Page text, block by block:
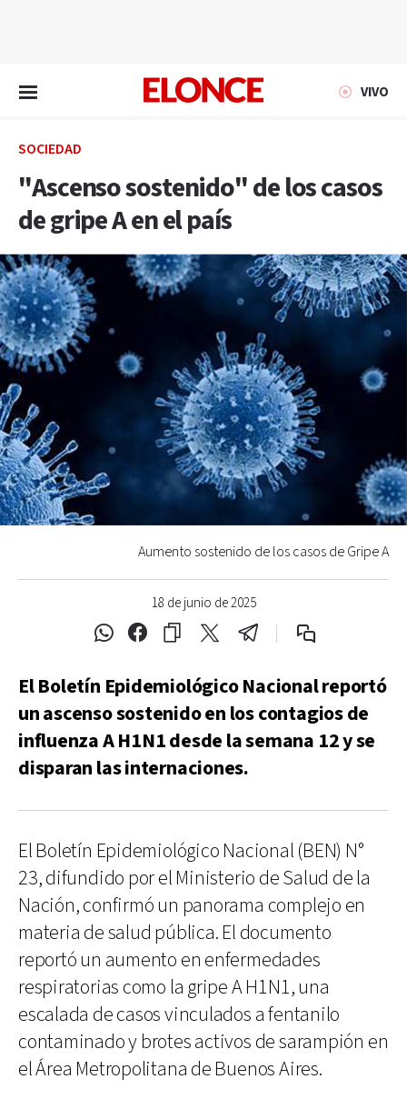
VIVO
SOCIEDAD
"Ascenso sostenido" de los casos
de gripe A en el país
18 de junio de 2025
Aumento sostenido de los casos de Gripe A
El Boletín Epidemiológico Nacional reportó
un ascenso sostenido en los contagios de
influenza A H1N1 desde la semana 12 y se
disparan las internaciones.
El Boletín Epidemiológico Nacional (BEN) N°
23, difundido por el Ministerio de Salud de la
Nación, confirmó un panorama complejo en
materia de salud pública. El documento
reportó un aumento en enfermedades
respiratorias como la gripe A H1N1, una
escalada de casos vinculados a fentanilo
contaminado y brotes activos de sarampión en
el Área Metropolitana de Buenos Aires.